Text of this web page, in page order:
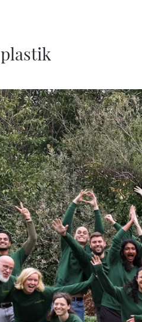
plastik